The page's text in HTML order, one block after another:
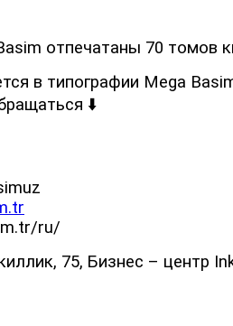
отпечатаны 70 томов
в типографии Mega
⬇️
ru/
75, Бизнес – центр